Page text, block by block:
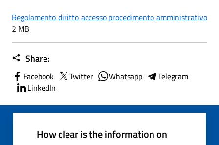
Regolamento diritto accesso procedimento amministrativo
2 MB
Share:
Facebook Twitter Whatsapp
Telegram
LinkedIn
How clear is the information on